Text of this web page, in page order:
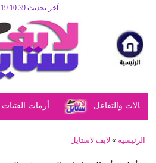
آخر تحديث GMT 19:10:39
أزمات الفتيات والتفاعل
الرئيسية » لايف لاستايل